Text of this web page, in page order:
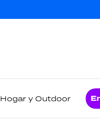
Hogar y Outdoor